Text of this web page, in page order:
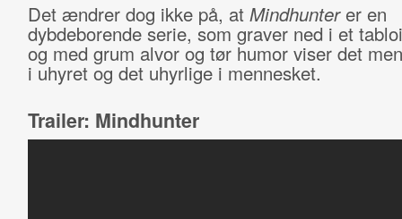
Det ændrer dog ikke på, at Mindhunterer en
dybdeborende serie, som graver ned i et
og med grum alvor og tør humor viser det
i uhyret og det uhyrlige i mennesket.
Trailer: Mindhunter